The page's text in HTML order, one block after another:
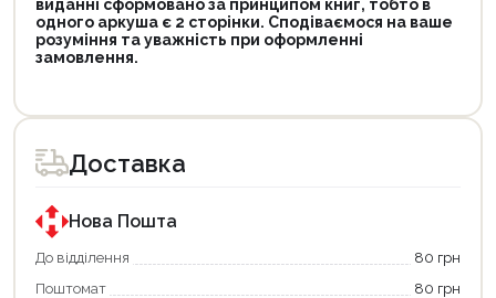
виданні сформовано за принципом книг, тобто в
одного аркуша є 2 сторінки. Сподіваємося на ваше
розуміння та уважність при оформленні
замовлення.
Доставка
Нова Пошта
До відділення
80 грн
Поштомат
80 грн